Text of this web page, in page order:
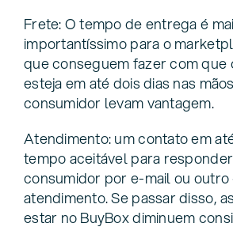
Frete: O tempo de entrega é
importantíssimo para o
que conseguem fazer com que
esteja em até dois dias nas
consumidor levam vantagem.
Atendimento: um contato em
tempo aceitável para
consumidor por e-mail ou outro
atendimento. Se passar disso,
estar no BuyBox diminuem